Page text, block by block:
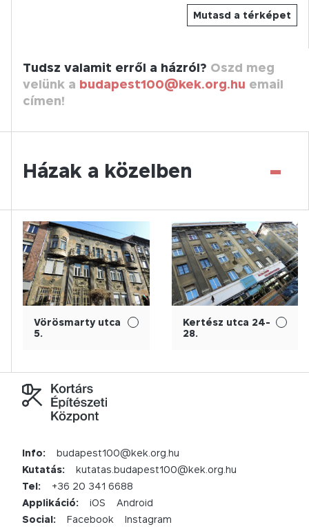
Mutasd a térképet
Tudsz valamit erről a házról? Oszd meg
velünk a budapest100@kek.org.hu email
címen!
Házak a közelben -
Vörösmarty utca
5.
Kertész utca 24-
28.
Info:
budapest100@kek.org.hu
Kutatás:
kutatas.budapest100@kek.org.hu
Tel:
+36 20 341 6688
Applikáció:
iOS
Android
Social:
Facebook Instagram